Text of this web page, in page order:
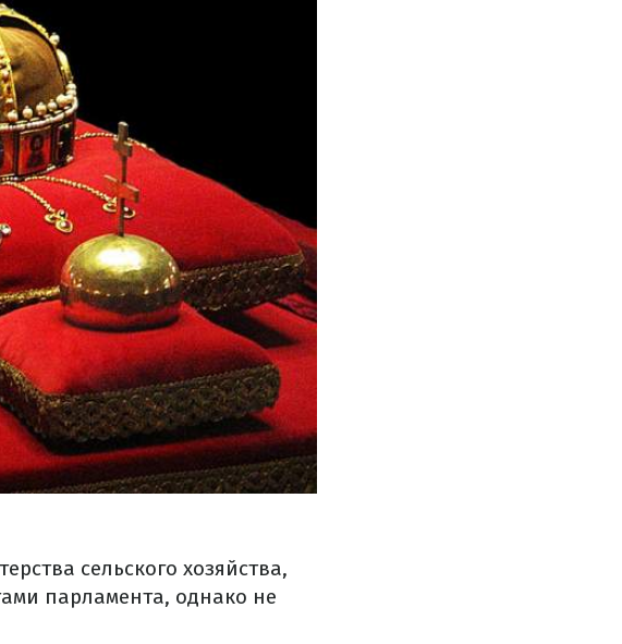
сельского хозяйства,
парламента, однако не